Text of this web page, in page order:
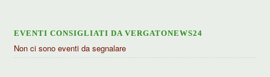
EVENTI CONSIGLIATI DA VERGATONEWS24
Non ci sono eventi da segnalare